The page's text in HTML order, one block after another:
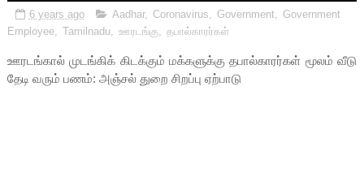
6 years ago Aadhar, Coronavirus Government
Government
Employee, Tamilnadu ஊரடங்கு, தபால்காரர்கள்
ஊரடங்கால் முடங்கிக் கிடக்கும் மக்களுக்கு தபால்காரர்கள் மூலம் வீடு
தேடி வரும் பணம்: அஞ்சல் துறை சிறப்பு ஏற்பாடு